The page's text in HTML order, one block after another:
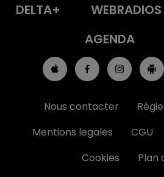
DELTA+
WEBRADIOS
AGENDA
Nous contacter
Mentions legales
CGU
Cookies
Plan